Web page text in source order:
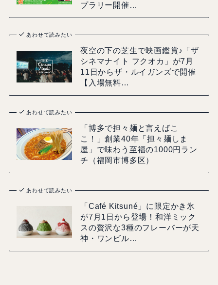
プラリー開催…
あわせて読みたい
夜空の下の芝生で映画鑑賞♪「ザ
シネマナイト フクオカ」が7月
11日からザ・ルイガンズで開催
【入場無料…
あわせて読みたい
「博多で担々麺と言えばこ
こ！」創業40年「担々麺しま
屋」で味わう至福の1000円ラン
チ（福岡市博多区）
あわせて読みたい
「Café Kitsuné」に限定かき氷
が7月1日から登場！和洋ミック
スの贅沢な3種のフレーバーが天
神・ワンビル…